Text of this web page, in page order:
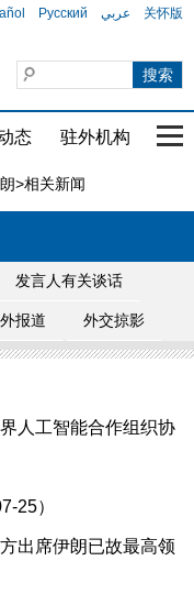
Русский عربي 关怀版
态 驻外机构 国
>相关新闻
发言人有关谈话
报道 外交掠影
人工智能合作组织协
25）
出席伊朗已故最高领